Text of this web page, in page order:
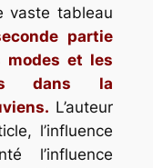
vaste tableau
partie
modes et les
dans la
L’auteur
l’influence
l’influence